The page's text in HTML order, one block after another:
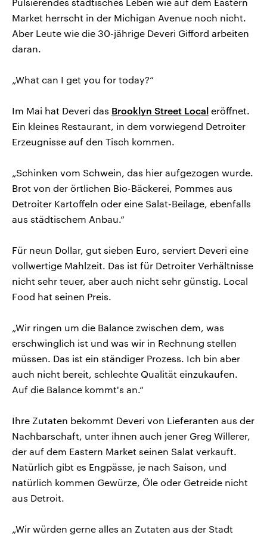
Market herrscht in der Michigan Avenue noch nicht.
Aber Leute wie die 30-jährige Deveri Gifford arbeiten
daran.
„What can I get you for today?“
Im Mai hat Deveri das Brooklyn Street Local eröffnet.
Ein kleines Restaurant, in dem vorwiegend Detroiter
Erzeugnisse auf den Tisch kommen.
„Schinken vom Schwein, das hier aufgezogen wurde.
Brot von der örtlichen Bio-Bäckerei, Pommes aus
Detroiter Kartoffeln oder eine Salat-Beilage, ebenfalls
aus städtischem Anbau.“
Für neun Dollar, gut sieben Euro, serviert Deveri eine
vollwertige Mahlzeit. Das ist für Detroiter Verhältnisse
nicht sehr teuer, aber auch nicht sehr günstig. Local
Food hat seinen Preis.
„Wir ringen um die Balance zwischen dem, was
erschwinglich ist und was wir in Rechnung stellen
müssen. Das ist ein ständiger Prozess. Ich bin aber
auch nicht bereit, schlechte Qualität einzukaufen.
Auf die Balance kommt's an.“
Ihre Zutaten bekommt Deveri von Lieferanten aus der
Nachbarschaft, unter ihnen auch jener Greg Willerer,
der auf dem Eastern Market seinen Salat verkauft.
Natürlich gibt es Engpässe, je nach Saison, und
natürlich kommen Gewürze, Öle oder Getreide nicht
aus Detroit.
„Wir würden gerne alles an Zutaten aus der Stadt